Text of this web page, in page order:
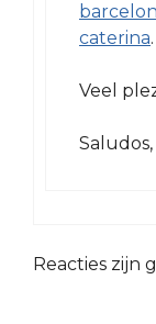
caterina.
Veel
Reacties zijn